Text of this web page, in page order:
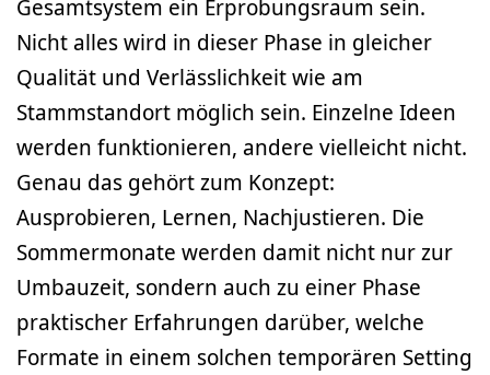
Gesamtsystem ein Erprobungsraum sein.
Nicht alles wird in dieser Phase in gleicher
Qualität und Verlässlichkeit wie am
Stammstandort möglich sein. Einzelne Ideen
werden funktionieren, andere vielleicht nicht.
Genau das gehört zum Konzept:
Ausprobieren, Lernen, Nachjustieren. Die
Sommermonate werden damit nicht nur zur
Umbauzeit, sondern auch zu einer Phase
praktischer Erfahrungen darüber, welche
Formate in einem solchen temporären Setting